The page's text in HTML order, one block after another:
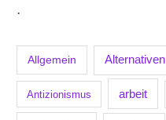
.
Allgemein Alternativen
Antizionismus arbeit